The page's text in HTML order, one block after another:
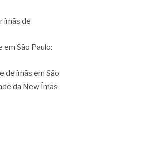
ímãs de
em São Paulo:
de ímãs em São
da New Ímãs